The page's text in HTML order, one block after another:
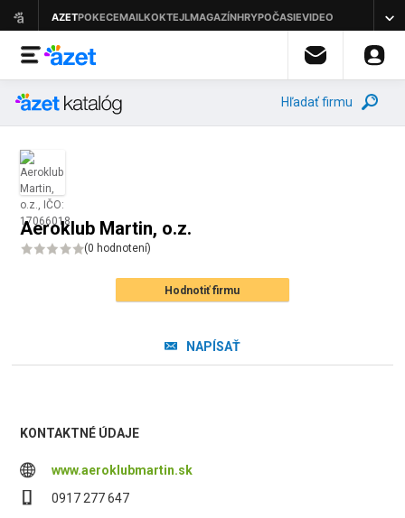
Hľadať firmu
Aeroklub Martin, o.z.
(0 hodnotení)
Hodnotiť firmu
NAPÍSAŤ
KONTAKTNÉ ÚDAJE
www.aeroklubmartin.sk
0917 277 647